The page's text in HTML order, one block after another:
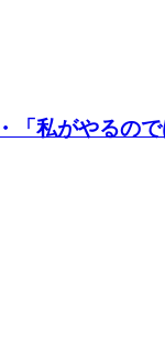
「私がやるので